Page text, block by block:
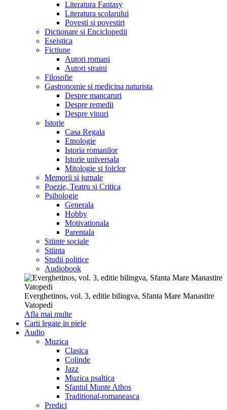
Literatura Fantasy
Literatura scolarului
Povesti si povestiri
Dictionare si Enciclopedii
Eseistica
Fictiune
Autori romani
Autori straini
Filosofie
Gastronomie si medicina naturista
Despre mancaruri
Despre remedii
Despre vinuri
Istorie
Casa Regala
Etnologie
Istoria romanilor
Istorie universala
Mitologie si folclor
Memorii si jurnale
Poezie, Teatru si Critica
Psihologie
Generala
Hobby
Motivationala
Parentala
Stiinte sociale
Stiinta
Studii politice
Audiobook
Everghetinos, vol. 3, editie bilingva, Sfanta Mare Manastire
Vatopedi
Afla mai multe
Carti legate in piele
Audio
Muzica
Clasica
Colinde
Jazz
Muzica psaltica
Sfantul Munte Athos
Traditional-romaneasca
Predici